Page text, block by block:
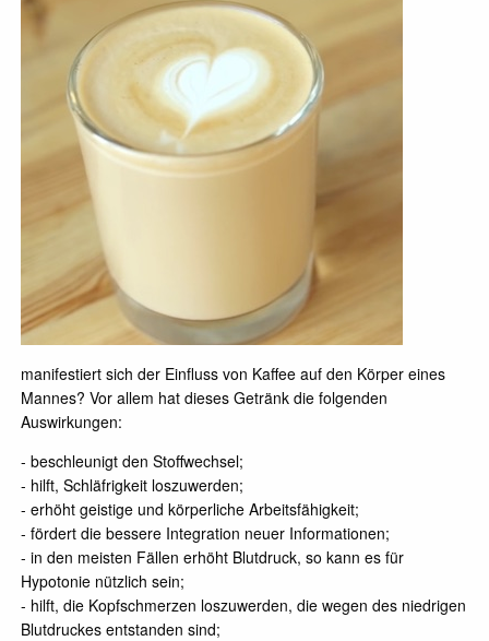
manifestiert sich der Einfluss von Kaffee auf den Körper eines
Mannes? Vor allem hat dieses Getränk die folgenden
Auswirkungen:
- beschleunigt den Stoffwechsel;
- hilft, Schläfrigkeit loszuwerden;
- erhöht geistige und körperliche Arbeitsfähigkeit;
- fördert die bessere Integration neuer Informationen;
- in den meisten Fällen erhöht Blutdruck, so kann es für
Hypotonie nützlich sein;
- hilft, die Kopfschmerzen loszuwerden, die wegen des niedrigen
Blutdruckes entstanden sind;